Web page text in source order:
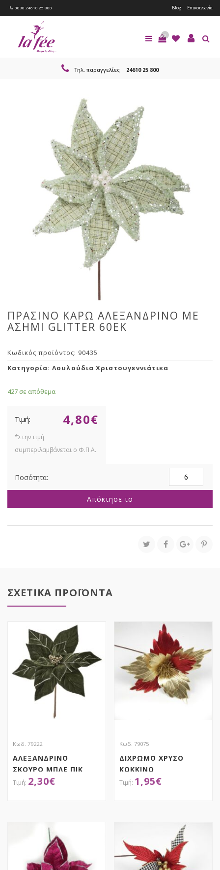
0030 24610 25 800 Blog Επικοινωνία
0
Τηλ. παραγγελίες 24610 25 800
ΠΡΑΣΙΝΟ ΚΑΡΩ ΑΛΕΞΑΝΔΡΙΝΟ ΜΕ
ΑΣΗΜΙ GLITTER 60EK
Κωδικός προϊόντος: 90435
Κατηγορία: Λουλούδια Χριστουγεννιάτικα
427 σε απόθεμα
4,80€
ΚΑΡΩ
ΑΛΕΞΑΝΔΡΙΝΟ
ΑΣΗΜΙ
ποσότητα
Απόκτησε το
ΣΧΕΤΙΚΑ ΠΡΟΪΟΝΤΑ
Κωδ. 79222
ΑΛΕΞΑΝΔΡΙΝΟ
ΣΚΟΥΡΟ ΜΠΛΕ ΠΙΚ
25Χ30ΕΚ
2,30€
Κωδ. 79075
ΔΙΧΡΩΜΟ ΧΡΥΣΟ
ΚΟΚΚΙΝΟ
ΑΛΕΞΑΝΔΡΙΝΟ 60ΕΚ
1,95€